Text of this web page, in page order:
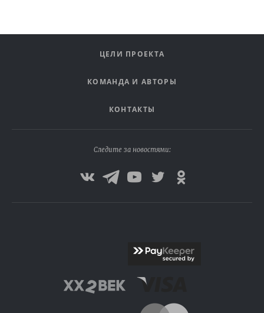
ЦЕЛИ ПРОЕКТА
КОМАНДА И АВТОРЫ
КОНТАКТЫ
Следите за новостями: